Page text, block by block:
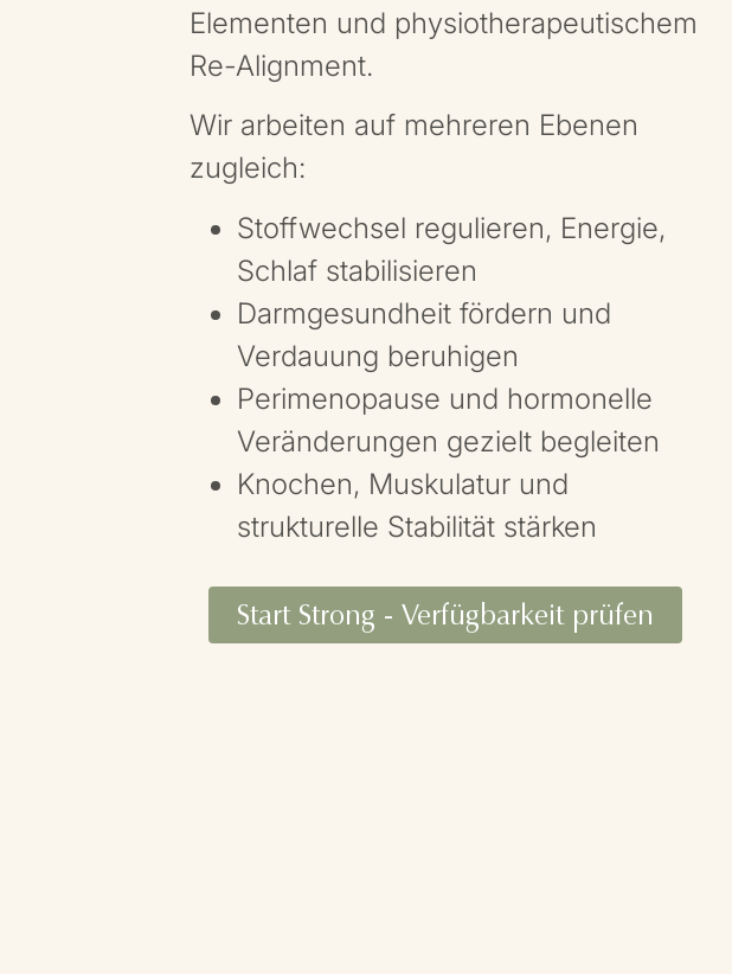
Elementen und physiotherapeutischem
Re-Alignment.
Wir arbeiten auf mehreren Ebenen
zugleich:
Stoffwechsel regulieren, Energie,
Schlaf stabilisieren
Darmgesundheit fördern und
Verdauung beruhigen
Perimenopause und hormonelle
Veränderungen gezielt begleiten
Knochen, Muskulatur und
strukturelle Stabilität stärken
Start Strong - Verfügbarkeit prüfen